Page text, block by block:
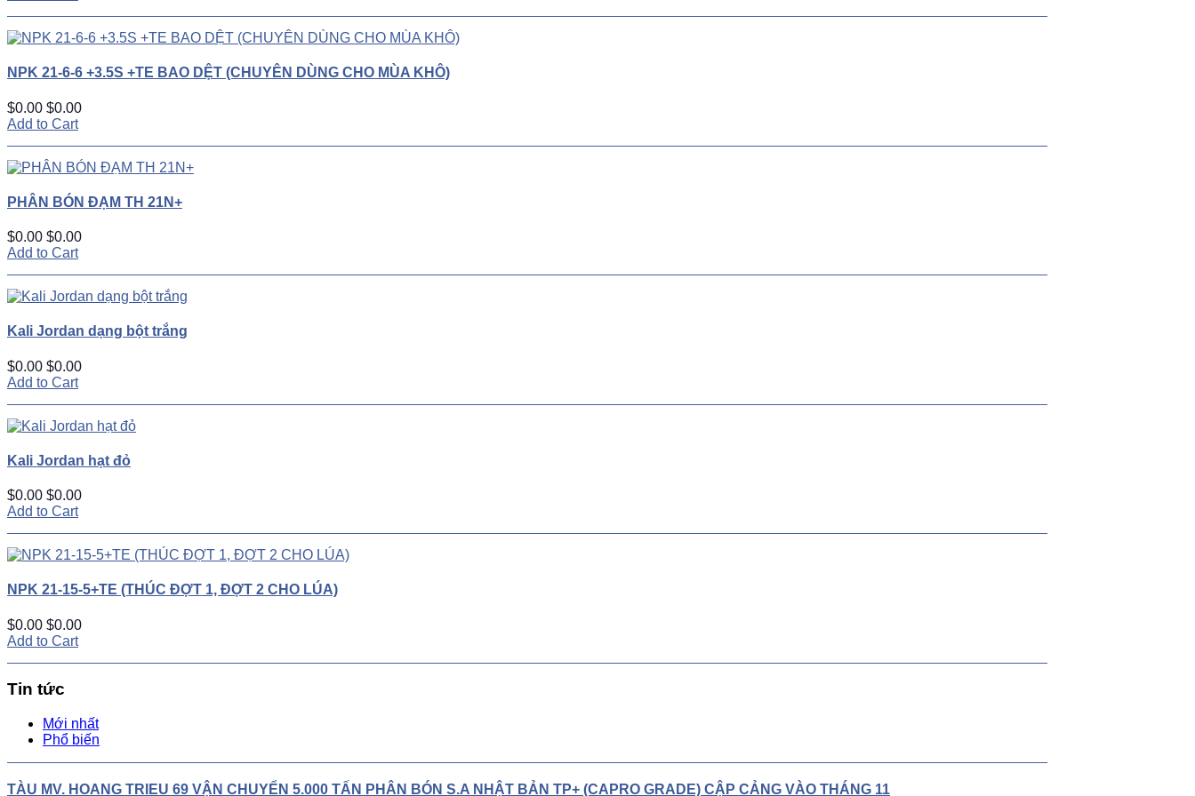
NPK 21-6-6 +3.5S +TE BAO DỆT (CHUYÊN DÙNG CHO MÙA KHÔ)
$0.00 $0.00
Add to Cart
PHÂN BÓN ĐẠM TH 21N+
$0.00 $0.00
Add to Cart
Kali Jordan dạng bột trắng
$0.00 $0.00
Add to Cart
Kali Jordan hạt đỏ
$0.00 $0.00
Add to Cart
NPK 21-15-5+TE (THÚC ĐỢT 1, ĐỢT 2 CHO LÚA)
$0.00 $0.00
Add to Cart
Tin tức
Mới nhất
Phổ biến
TÀU MV. HOANG TRIEU 69 VẬN CHUYỂN 5.000 TẤN PHÂN BÓN S.A NHẬT BẢN TP+ (CAPRO GRADE) CẬP CẢNG VÀO THÁNG 11